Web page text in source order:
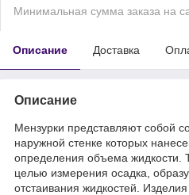
Минимальная сумма заказа на
Описание Доставка
Описание
Мензурки представляют собой
наружной стенке которых
определения объема жидкости.
целью измерения осадка,
отстаивания жидкостей.